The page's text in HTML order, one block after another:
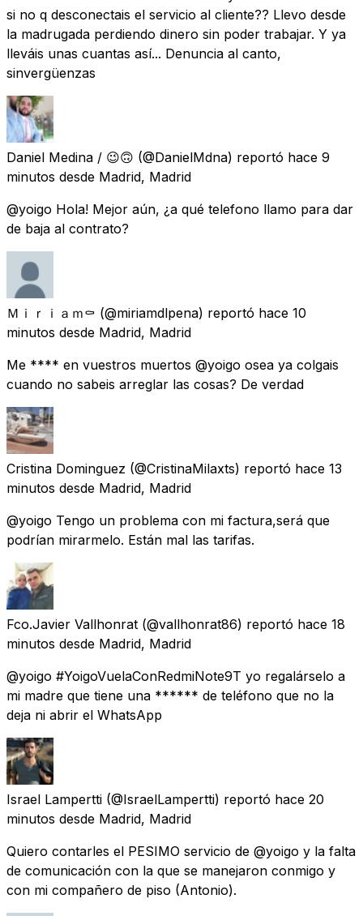
si no q desconectais el servicio al cliente?? Llevo desde
la madrugada perdiendo dinero sin poder trabajar. Y ya
lleváis unas cuantas así... Denuncia al canto,
sinvergüenzas
Daniel Medina / 😉🙃 (@DanielMdna) reportó hace 9
minutos desde Madrid, Madrid
@yoigo Hola! Mejor aún, ¿a qué telefono llamo para dar
de baja al contrato?
Ｍｉｒｉａｍ⚰ (@miriamdlpena) reportó hace 10
minutos desde Madrid, Madrid
Me **** en vuestros muertos @yoigo osea ya colgais
cuando no sabeis arreglar las cosas? De verdad
Cristina Dominguez (@CristinaMilaxts) reportó hace 13
minutos desde Madrid, Madrid
@yoigo Tengo un problema con mi factura,será que
podrían mirarmelo. Están mal las tarifas.
Fco.Javier Vallhonrat (@vallhonrat86) reportó hace 18
minutos desde Madrid, Madrid
@yoigo #YoigoVuelaConRedmiNote9T yo regalárselo a
mi madre que tiene una ****** de teléfono que no la
deja ni abrir el WhatsApp
Israel Lampertti (@IsraelLampertti) reportó hace 20
minutos desde Madrid, Madrid
Quiero contarles el PESIMO servicio de @yoigo y la falta
de comunicación con la que se manejaron conmigo y
con mi compañero de piso (Antonio).